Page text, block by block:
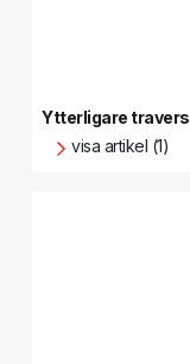
Ytterligare travers
visa artikel (1)